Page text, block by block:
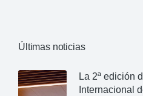
Últimas noticias
La 2ª edición
Internacional